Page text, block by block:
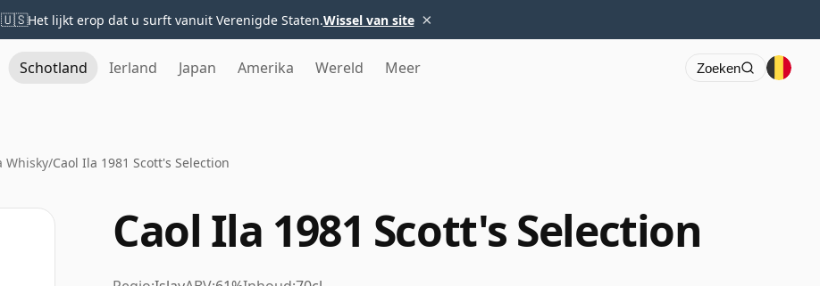
🇺🇸Het lijkt erop dat u surft vanuit Verenigde Staten.Wissel van site ×
Schotland Ierland Japan Amerika Wereld Meer Zoeken
Whisky/Caol Ila 1981 Scott's Selection
Caol Ila 1981 Scott's Selection